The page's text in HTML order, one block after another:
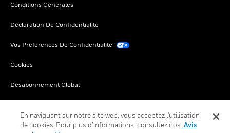
Conditions Générales
Déclaration De Confidentialité
Vos Préférences De Confidentialité
Cookies
Désabonnement Global
En naviguant sur notre site web, vous acceptez l'utilisation
de cookies. Pour plus d’informations, consultez nos Avis